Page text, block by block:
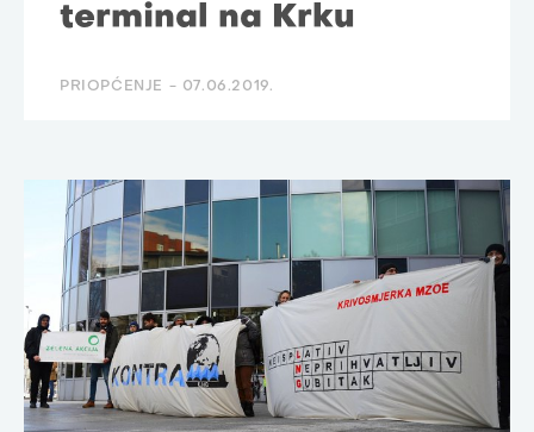
terminal na Krku
PRIOPĆENJE - 07.06.2019.